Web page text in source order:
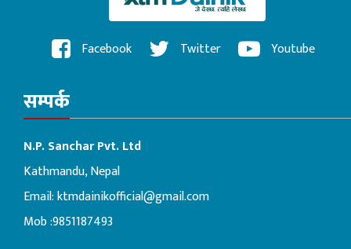
Facebook Twitter Youtube
सम्पर्क
N.P. Sanchar Pvt. Ltd
Kathmandu, Nepal
Email:ktmdainikofficial@gmail.com
Mob :9851187493